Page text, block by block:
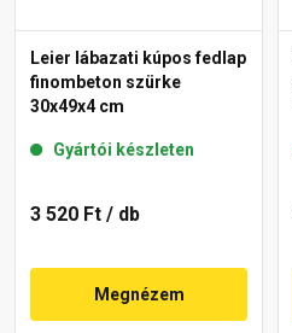
Leier lábazati kúpos fedlap
finombeton szürke
30x49x4 cm
Gyártói készleten
3 520 Ft / db
Megnézem